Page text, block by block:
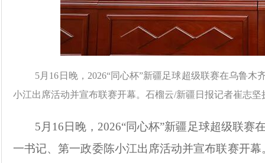
5月16日晚，2026“同心杯”新疆足球超级联赛在乌鲁
小江出席活动并宣布联赛开幕。石榴云/新疆日报记者崔志坚
5月16日晚，2026“同心杯”新疆足球超级联
一书记、第一政委陈小江出席活动并宣布联赛开